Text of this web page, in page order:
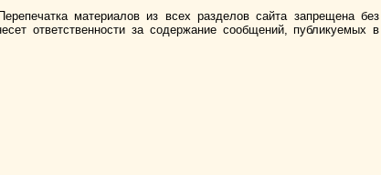
материалов из всех разделов сайта запрещена без
ответственности за содержание сообщений, публикуемых в